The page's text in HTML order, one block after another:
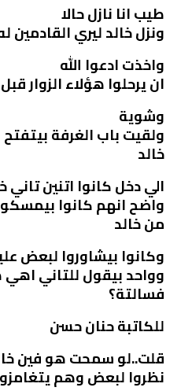
طيب انا نازل حالا
ونزل خالد ليري القادمين
واخذت ادعوا الله
ان يرحلوا هؤلاء الزوار
وشوية
ولقيت باب الغرفة
خالد
الي دخل كانوا اتنين
واضح انهم كانوا
من خالد
وكانوا بيشاوروا لبعض
وواحد بيقول للتاني
فسالتة؟
للكاتبة حنان حسن
قلت..لو سمحت هو فين
نظروا لبعض وهم